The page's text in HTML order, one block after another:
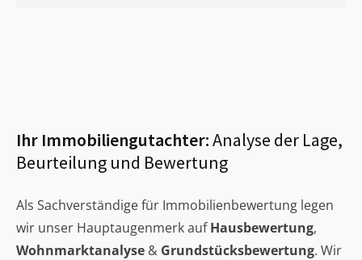
Ihr Immobiliengutachter:Analyse der Lage,
Beurteilung und Bewertung
Als Sachverständige für Immobilienbewertung legen
wir unser Hauptaugenmerk aufHausbewertung,
Wohnmarktanalyse & Grundstücksbewertung. Wir